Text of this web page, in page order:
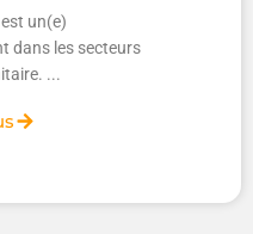
un(e)
dans les secteurs
...